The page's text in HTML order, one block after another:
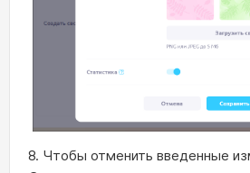
8. Чтобы отменить введенные